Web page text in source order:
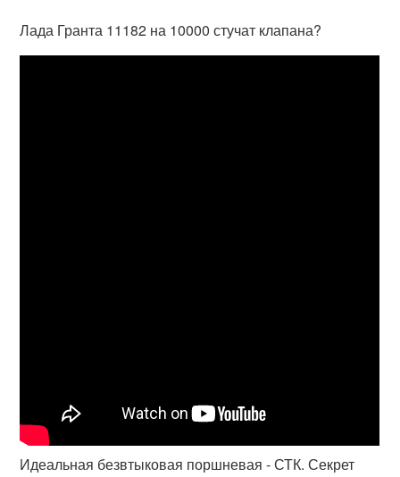
Лада Гранта 11182 на 10000 стучат клапана?
Идеальная безвтыковая поршневая - СТК. Секрет